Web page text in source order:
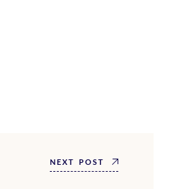
NEXT POST